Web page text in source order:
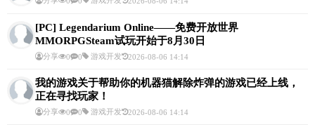
[PC] Legendarium Online——免费开放世界
MMORPGSteam试玩开始于8月30日
分享 0 0 游戏开发 2026-08-06 14:14
我的游戏关于帮助你的机器猫解除炸弹的游戏已经上线，
正在寻找玩家！
分享 0 0 游戏开发 2026-08-06 14:14